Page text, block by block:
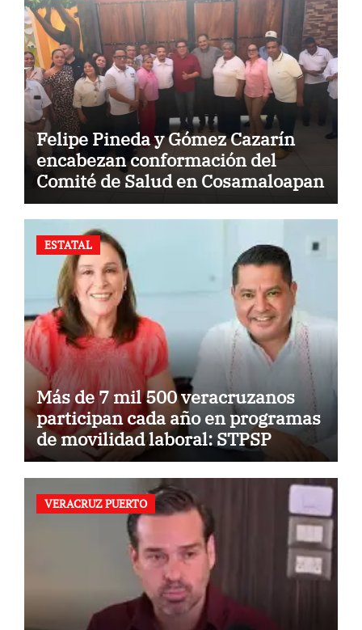
Felipe Pineda y Gómez Cazarín
encabezan conformación del
Comité de Salud en Cosamaloapan
ESTATAL
Más de 7 mil 500 veracruzanos
participan cada año en programas
de movilidad laboral: STPSP
VERACRUZ PUERTO